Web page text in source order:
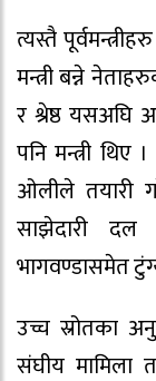
त्यस्तै
मन्त्री बन्ने
र श्रेष्ठ यसअघि
पनि मन्त्री थिए
ओलीले तयारी
साझेदारी दल
भागवण्डासमेत
उच्च स्रोतका
संघीय मामिला